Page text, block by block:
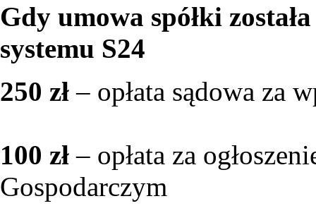
Gdy umowa spółki
systemu S24
250 zł– opłata sądowa za
100 zł– opłata za
Gospodarczym